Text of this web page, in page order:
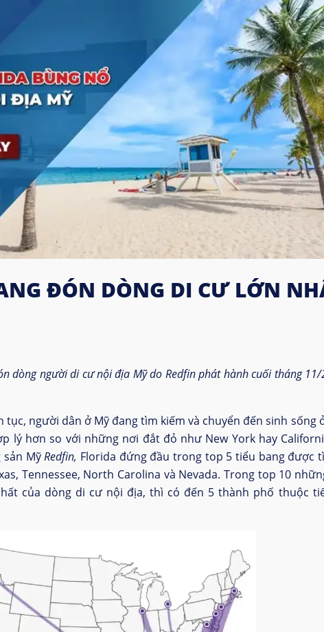
ĐÓN DÒNG DI CƯ LỚN
dòng người di cư nội địa Mỹ do Redfin pháthànhcuốitháng 11/
người dân ở Mỹ đang tìm kiếm và chuyển đến sinh sống
lý hơn so với những nơi đắt đỏ như New York hay
sản MỹRedfin, Florida đứng đầu trong top 5 tiểu bang được
Tennessee, North Carolina và Nevada. Trong top 10
của dòng di cư nội địa, thì có đến 5 thành phố thuộc